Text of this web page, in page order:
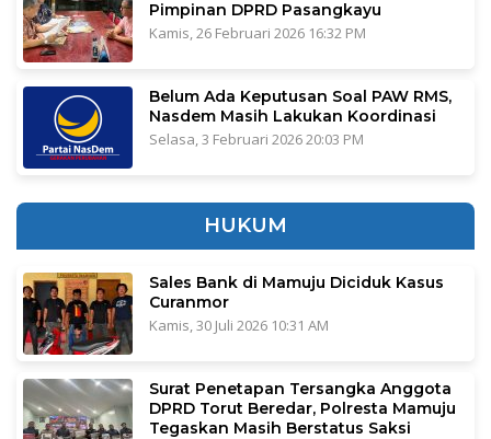
Pimpinan DPRD Pasangkayu
Kamis, 26 Februari 2026 16:32 PM
Belum Ada Keputusan Soal PAW RMS,
Nasdem Masih Lakukan Koordinasi
Selasa, 3 Februari 2026 20:03 PM
HUKUM
Sales Bank di Mamuju Diciduk Kasus
Curanmor
Kamis, 30 Juli 2026 10:31 AM
Surat Penetapan Tersangka Anggota
DPRD Torut Beredar, Polresta Mamuju
Tegaskan Masih Berstatus Saksi